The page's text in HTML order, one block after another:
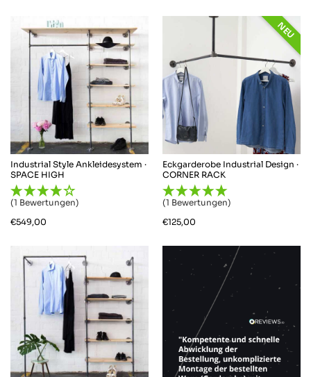
Industrial Style Ankleidesystem ·
SPACE HIGH
(1 Bewertungen)
€549,00
Eckgarderobe Industrial Design ·
CORNER RACK
(1 Bewertungen)
€125,00
NEU